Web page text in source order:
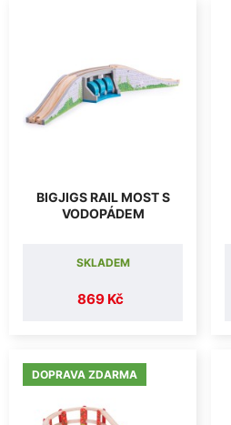
BIGJIGS RAIL MOST S
VODOPÁDEM
869 Kč
SKLADEM
DOPRAVA ZDARMA